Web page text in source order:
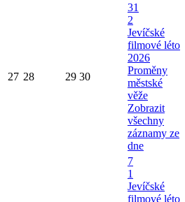
27 28 29 30
31
2
Jevíčské
filmové léto
2026
Proměny
městské
věže
Zobrazit
všechny
záznamy ze
dne
7
1
Jevíčské
filmové léto